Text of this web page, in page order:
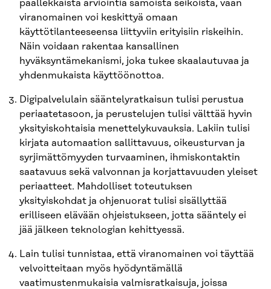
päällekkäistä arviointia samoista seikoista, vaan
viranomainen voi keskittyä omaan
käyttötilanteeseensa liittyviin erityisiin riskeihin.
Näin voidaan rakentaa kansallinen
hyväksyntämekanismi, joka tukee skaalautuvaa ja
yhdenmukaista käyttöönottoa.
Digipalvelulain sääntelyratkaisun tulisi perustua
periaatetasoon, ja perustelujen tulisi välttää hyvin
yksityiskohtaisia menettelykuvauksia. Lakiin tulisi
kirjata automaation sallittavuus, oikeusturvan ja
syrjimättömyyden turvaaminen, ihmiskontaktin
saatavuus sekä valvonnan ja korjattavuuden yleiset
periaatteet. Mahdolliset toteutuksen
yksityiskohdat ja ohjenuorat tulisi sisällyttää
erilliseen elävään ohjeistukseen, jotta sääntely ei
jää jälkeen teknologian kehittyessä.
Lain tulisi tunnistaa, että viranomainen voi täyttää
velvoitteitaan myös hyödyntämällä
vaatimustenmukaisia valmisratkaisuja, joissa